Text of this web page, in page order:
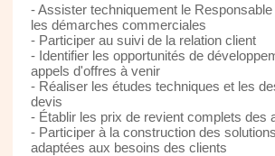
- Assister techniquement le
les démarches commerciales
- Participer au suivi de la relation client
- Identifier les opportunités de
appels d'offres à venir
- Réaliser les études techniques et les
devis
- Établir les prix de revient complets des
- Participer à la construction des
adaptées aux besoins des clients